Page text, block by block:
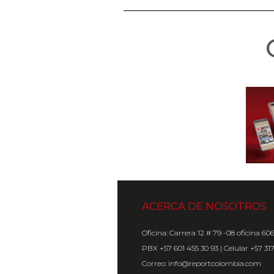
ACERCA DE NOSOTROS
Oficina: Carrera 12 # 79 -08 oficina 606
PBX +57 601 455 30 93 | Celular +57
Correo: info@reportcolombia.com